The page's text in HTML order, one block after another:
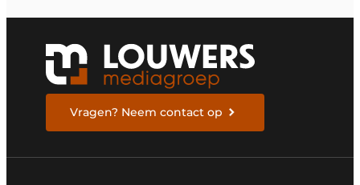
Vragen? Neem contact op